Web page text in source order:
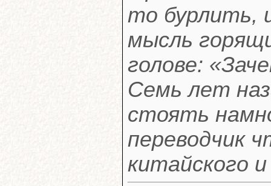
то бурлить,
мысль
голове:
Семь лет
стоять
переводчик
китайского